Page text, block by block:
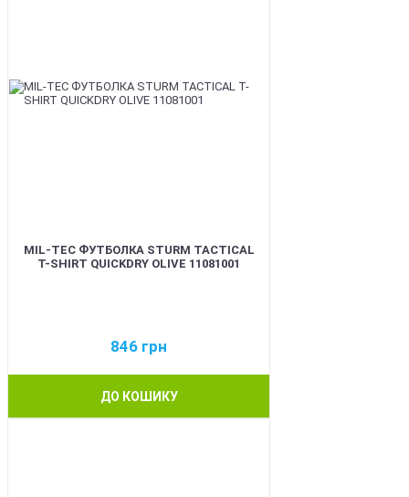
MIL-TEC ФУТБОЛКА STURM TACTICAL
T-SHIRT QUICKDRY OLIVE 11081001
846 грн
ДО КОШИКУ